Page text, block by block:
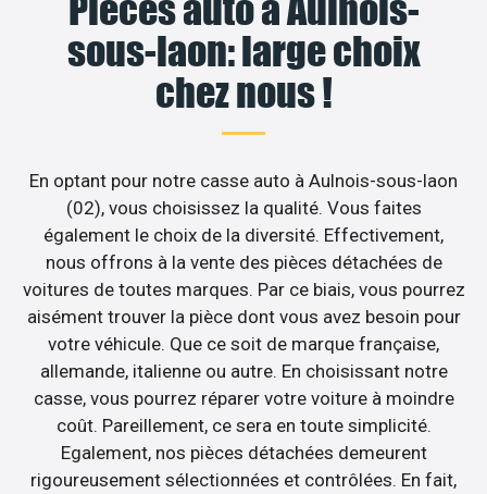
Pièces auto à Aulnois-
sous-laon: large choix
chez nous !
En optant pour notre casse auto à Aulnois-sous-laon
(02), vous choisissez la qualité. Vous faites
également le choix de la diversité. Effectivement,
nous offrons à la vente des pièces détachées de
voitures de toutes marques. Par ce biais, vous pourrez
aisément trouver la pièce dont vous avez besoin pour
votre véhicule. Que ce soit de marque française,
allemande, italienne ou autre. En choisissant notre
casse, vous pourrez réparer votre voiture à moindre
coût. Pareillement, ce sera en toute simplicité.
Egalement, nos pièces détachées demeurent
rigoureusement sélectionnées et contrôlées. En fait,